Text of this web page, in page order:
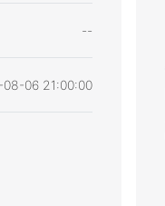
--
06 21:00:00